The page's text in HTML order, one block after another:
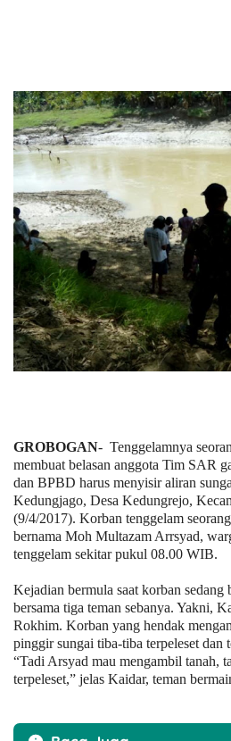
GROBOGAN- Tenggelamnya
membuat belasan anggota Tim SAR
dan BPBD harus menyisir aliran
Kedungjago, Desa Kedungrejo,
(9/4/2017). Korban tenggelam
bernama Moh Multazam Arrsyad,
tenggelam sekitar pukul 08.00 WIB.
Kejadian bermula saat korban
bersama tiga teman sebanya. Yakni,
Rokhim. Korban yang hendak
pinggir sungai tiba-tiba terpeleset dan
“Tadi Arsyad mau mengambil tanah,
terpeleset,” jelas Kaidar, teman